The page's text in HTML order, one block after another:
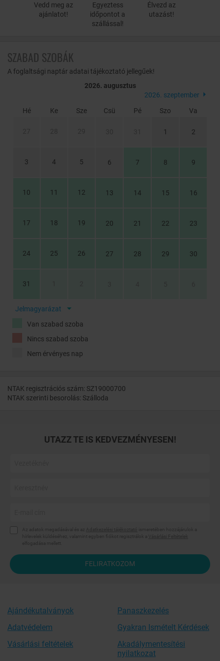
A barlangba vájtsziklakápolna
Vedd meg az
ajánlatot!
Egyeztess
időpontot a
szállással!
Élvezd az
utazást!
SZABAD SZOBÁK
A foglaltsági naptár adatai tájékoztató jellegűek!
2026. augusztus
2026. szeptember
Hé
Ke Sze Csü Pé Szo Va
1 2
3 4 5 6 7 8 9
10 11 12 13 14 15 16
17 18 19 20 21 22 23
24 25 26 27 28 29 30
31
Jelmagyarázat
Van szabad szoba
Nincs szabad szoba
Nem érvényes nap
NTAK regisztrációs szám: SZ19000700
NTAK szerinti besorolás: Szálloda
UTAZZ TE IS KEDVEZMÉNYESEN!
FELIRATKOZOM
Ajándékutalványok
Adatvédelem
Vásárlási feltételek
Panaszkezelés
Gyakran Ismételt Kérdések
Akadálymentesítési
nyilatkozat